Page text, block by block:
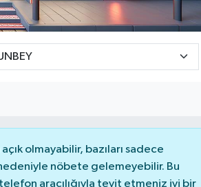
olmayabilir, bazıları sadece
nöbete gelemeyebilir. Bu
aracılığıyla teyit etmeniz iyi bir